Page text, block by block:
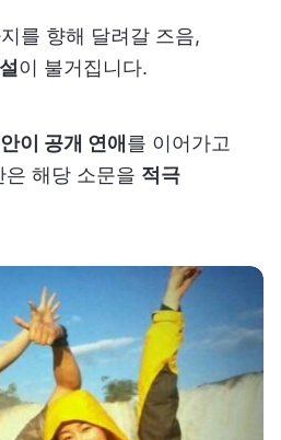
를 향해 달려갈 즈음,
이 불거집니다.
이 공개 연애 를 이어가고
해당 소문을 적극